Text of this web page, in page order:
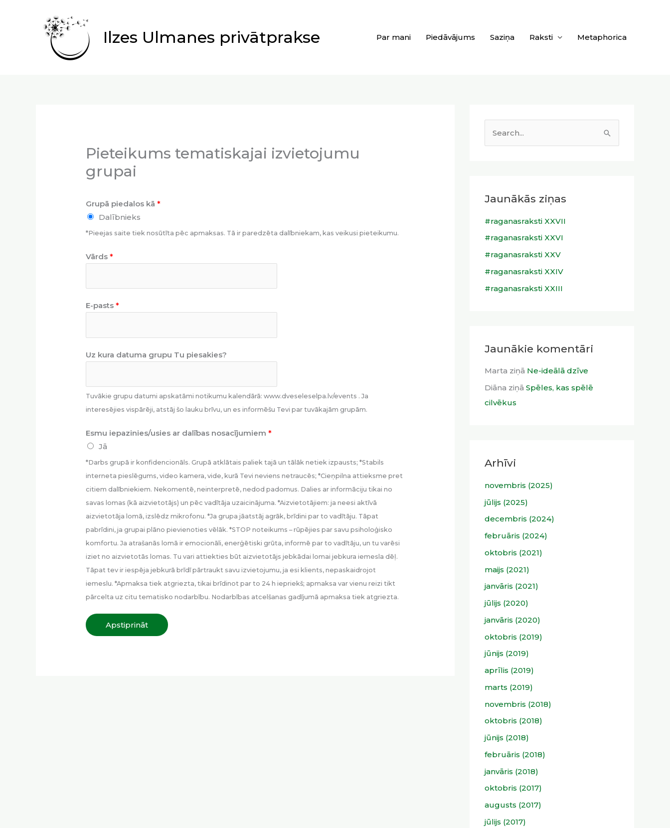
Ilzes Ulmanes privātprakse Par mani Piedāvājums Saziņa Raksti Metaphorica
Pieteikums tematiskajai izvietojumu
grupai
Grupā piedalos kā*
Dalībnieks
*Pieejas saite tiek nosūtīta pēc apmaksas. Tā ir paredzēta dalībniekam, kas veikusi pieteikumu.
Vārds*
E-pasts*
Uz kura datuma grupu Tu piesakies?
Tuvākie grupu datumi apskatāmi notikumu kalendārā: www.dveseleselpa.lv/events . Ja
interesējies vispārēji, atstāj šo lauku brīvu, un es informēšu Tevi par tuvākajām grupām.
Esmu iepazinies/usies ar dalības nosacījumiem*
Jā
*Darbs grupā ir konfidencionāls. Grupā atklātais paliek tajā un tālāk netiek izpausts; *Stabils
interneta pieslēgums, video kamera, vide, kurā Tevi neviens netraucēs; *Cieņpilna attieksme pret
citiem dalībniekiem. Nekomentē, neinterpretē, nedod padomus. Dalies ar informāciju tikai no
savas lomas (kā aizvietotājs) un pēc vadītāja uzaicinājuma. *Aizvietotājiem: ja neesi aktīvā
aizvietotāja lomā, izslēdz mikrofonu. *Ja grupa jāatstāj agrāk, brīdini par to vadītāju. Tāpat
pabrīdini, ja grupai plāno pievienoties vēlāk. *STOP noteikums – rūpējies par savu psiholoģisko
komfortu. Ja atrašanās lomā ir emocionāli, enerģētiski grūta, informē par to vadītāju, un tu varēsi
iziet no aizvietotās lomas. Tu vari attiekties būt aizvietotājs jebkādai lomai jebkura iemesla dēļ.
Tāpat tev ir iespēja jebkurā brīdī pārtraukt savu izvietojumu, ja esi klients, nepaskaidrojot
iemeslu. *Apmaksa tiek atgriezta, tikai brīdinot par to 24 h iepriekš; apmaksa var vienu reizi tikt
pārcelta uz citu tematisko nodarbību. Nodarbības atcelšanas gadījumā apmaksa tiek atgriezta.
Apstiprināt
c
f
o
r
Jaunākās ziņas
#raganasraksti XXVII
#raganasraksti XXVI
#raganasraksti XXV
#raganasraksti XXIV
#raganasraksti XXIII
Jaunākie komentāri
Marta ziņā Ne-ideālā dzīve
Diāna ziņā Spēles, kas spēlē
cilvēkus
Arhīvi
novembris (2025)
jūlijs (2025)
decembris (2024)
februāris (2024)
oktobris (2021)
maijs (2021)
janvāris (2021)
jūlijs (2020)
janvāris (2020)
oktobris (2019)
jūnijs (2019)
aprīlis (2019)
marts (2019)
novembris (2018)
oktobris (2018)
jūnijs (2018)
februāris (2018)
janvāris (2018)
oktobris (2017)
augusts (2017)
jūlijs (2017)